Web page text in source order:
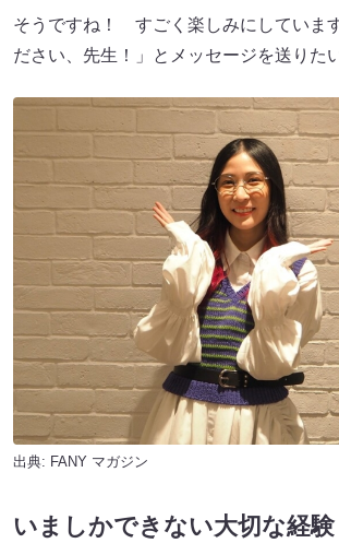
そうですね！ すごく楽しみにしていま
ださい、先生！」とメッセージを送りた
出典: FANY マガジン
いましかできない大切な経験